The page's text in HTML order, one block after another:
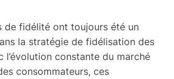
de fidélité ont toujours été un
la stratégie de fidélisation des
l’évolution constante du marché
consommateurs, ces